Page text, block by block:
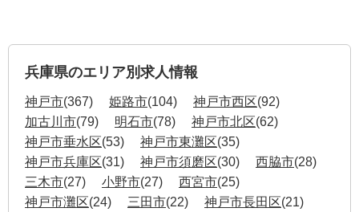
兵庫県のエリア別求人情報
神戸市(367) 姫路市(104) 神戸市西区(92)
加古川市(79) 明石市(78) 神戸市北区(62)
神戸市垂水区(53) 神戸市東灘区(35)
神戸市兵庫区(31) 神戸市須磨区(30) 西脇市(28)
三木市(27) 小野市(27) 西宮市(25)
神戸市灘区(24) 三田市(22) 神戸市長田区(21)